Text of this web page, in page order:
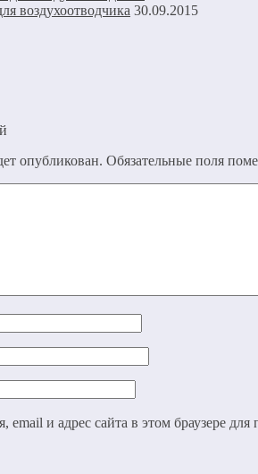
воздухоотводчика 30.09.2015
опубликован. Обязательные поля
email и адрес сайта в этом браузере